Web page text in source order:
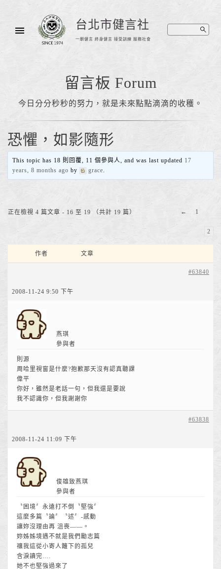
台北市健言社
一朝健言 終身健言 接受訓練 服務社會
留言板 Forum
今日分分秒秒的努力，就是未來點點滴滴的收穫。
恐懼，如影隨形
This topic has 18 則回覆, 11 個參與人, and was last updated 17
years, 8 months ago by grace.
正在檢視 4 篇文章 - 16 至 19 （共計 19 篇） ← 1
2
作者 文章
2008-11-24 9:50 下午
#63840
燕琪
參與者
則源
周哈里視窗是什麼?抱歉那天沒有認真聽課
偉平
你好，雖然是老話一句，但我還是要說
我不認識你，但我謝謝你
2008-11-24 11:09 下午
#63838
俊雄致燕琪
參與者
〝困境〞永遠打不倒〝堅強〞
這麼多篇〝論〞〝述〞-感動
讓妳沒理由再 沮喪——。
妳姊姊境遇不就是我們勵志篇
禳我這從小寄人籬下的孤兒
含淚讀完….
她不也堅強過來了